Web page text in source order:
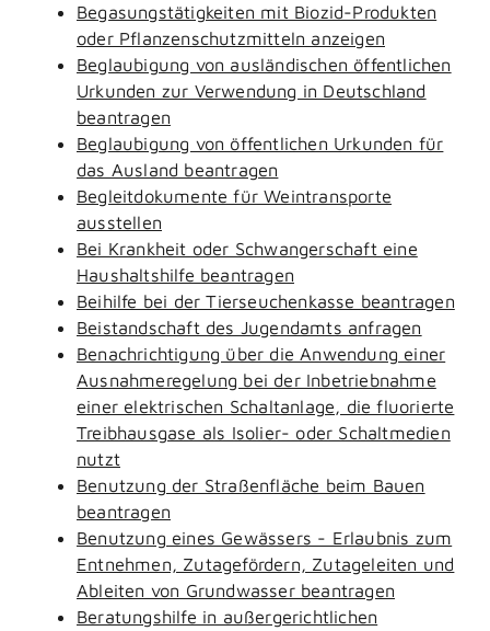
Begasungstätigkeiten mit Biozid-Produkten
oder Pflanzenschutzmitteln anzeigen
Beglaubigung von ausländischen öffentlichen
Urkunden zur Verwendung in Deutschland
beantragen
Beglaubigung von öffentlichen Urkunden für
das Ausland beantragen
Begleitdokumente für Weintransporte
ausstellen
Bei Krankheit oder Schwangerschaft eine
Haushaltshilfe beantragen
Beihilfe bei der Tierseuchenkasse beantragen
Beistandschaft des Jugendamts anfragen
Benachrichtigung über die Anwendung einer
Ausnahmeregelung bei der Inbetriebnahme
einer elektrischen Schaltanlage, die fluorierte
Treibhausgase als Isolier- oder Schaltmedien
nutzt
Benutzung der Straßenfläche beim Bauen
beantragen
Benutzung eines Gewässers - Erlaubnis zum
Entnehmen, Zutagefördern, Zutageleiten und
Ableiten von Grundwasser beantragen
Beratungshilfe in außergerichtlichen